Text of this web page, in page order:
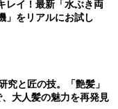
レイ！最新「水ぶき両
」をリアルにお試し
究と匠の技。「艶髪」
大人髪の魅力を再発見